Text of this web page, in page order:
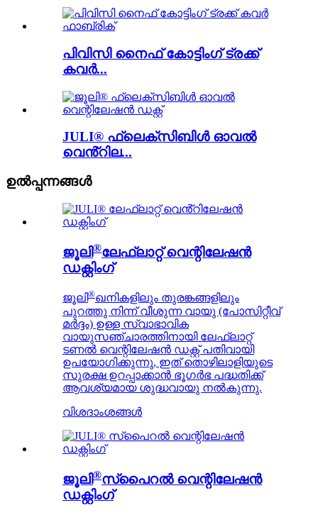
പിവിസി നൈഫ് കോട്ടിംഗ് ട്രക്ക്
കവർ...
JULI® ഫ്ലെക്സിബിൾ ഓവൽ
വെൻ്റില...
ഉൽപ്പന്നങ്ങൾ
ജൂലി®ലേഫ്ലാറ്റ് വെന്റിലേഷൻ
ഡക്റ്റിംഗ്
ജൂലി ®ഖനികളിലും തുരങ്കങ്ങളിലും
പുറത്തു നിന്ന് വീശുന്ന വായു (പോസിറ്റീവ്
മർദ്ദം) ഉള്ള സ്വാഭാവിക
വായുസഞ്ചാരത്തിനായി ലേഫ്ലാറ്റ്
ടണൽ വെന്റിലേഷൻ ഡക്റ്റ് പതിവായി
ഉപയോഗിക്കുന്നു, ഇത് തൊഴിലാളിയുടെ
സുരക്ഷ ഉറപ്പാക്കാൻ ഭൂഗർഭ പദ്ധതിക്ക്
ആവശ്യമായ ശുദ്ധവായു നൽകുന്നു.
വിശദാംശങ്ങൾ
ജൂലി®സ്പൈറൽ വെന്റിലേഷൻ
ഡക്റ്റിംഗ്